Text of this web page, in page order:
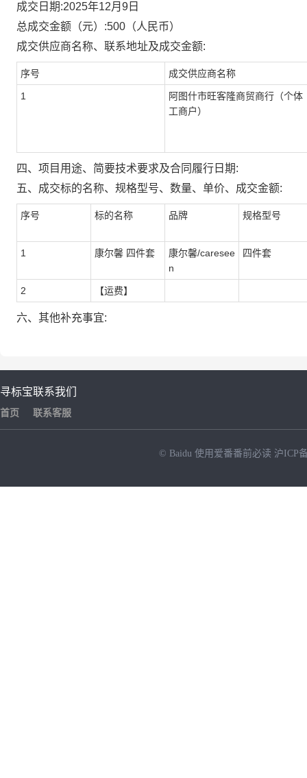
成交日期:2025年12月9日
总成交金额（元）:500 （人民币）
成交供应商名称、联系地址及成交金额:
序号 成交供应商名称
1
阿图什市旺客隆商贸商行（个体
工商户）
四、项目用途、简要技术要求及合同履行日期:
五、成交标的名称、规格型号、数量、单价、成交金额:
序号 标的名称 品牌 规格型号
1 康尔馨 四件套
康尔馨/caresee
n
四件套
2 【运费】
六、其他补充事宜:
寻标宝
首页
联系我们
联系客服
© Baidu 使用爱番番前必读 沪ICP